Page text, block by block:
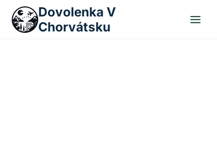
content
Dovolenka V
Chorvátsku